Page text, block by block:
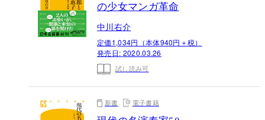
の少女マンガ革命
中川右介
定価1,034円（本体940円＋税）
発売日: 2020.03.26
試し読み可
新書 電子書籍